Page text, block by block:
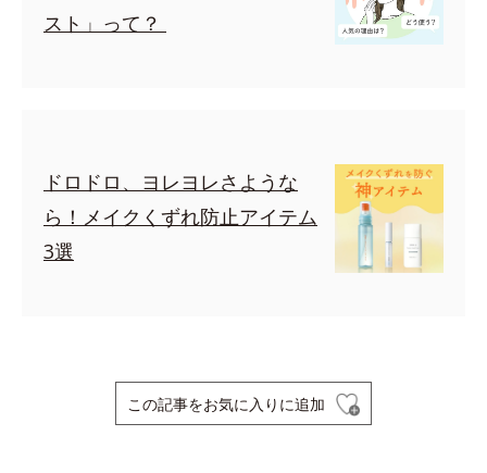
スト」って？
ドロドロ、ヨレヨレさような
ら！メイクくずれ防止アイテム
3選
この記事をお気に入りに追加